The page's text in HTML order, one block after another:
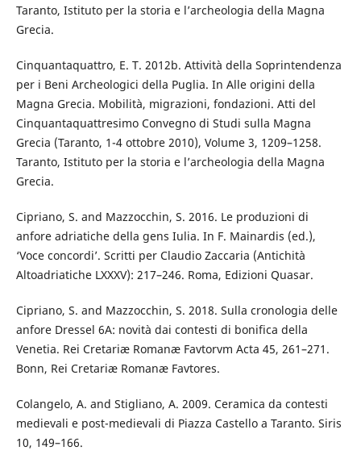
Taranto, Istituto per la storia e l’archeologia della Magna
Grecia.
Cinquantaquattro, E. T. 2012b. Attività della Soprintendenza
per i Beni Archeologici della Puglia. In Alle origini della
Magna Grecia. Mobilità, migrazioni, fondazioni. Atti del
Cinquantaquattresimo Convegno di Studi sulla Magna
Grecia (Taranto, 1-4 ottobre 2010), Volume 3, 1209–1258.
Taranto, Istituto per la storia e l’archeologia della Magna
Grecia.
Cipriano, S. and Mazzocchin, S. 2016. Le produzioni di
anfore adriatiche della gens Iulia. In F. Mainardis (ed.),
‘Voce concordi’. Scritti per Claudio Zaccaria (Antichità
Altoadriatiche LXXXV): 217–246. Roma, Edizioni Quasar.
Cipriano, S. and Mazzocchin, S. 2018. Sulla cronologia delle
anfore Dressel 6A: novità dai contesti di bonifica della
Venetia. Rei Cretariæ Romanæ Favtorvm Acta 45, 261–271.
Bonn, Rei Cretariæ Romanæ Favtores.
Colangelo, A. and Stigliano, A. 2009. Ceramica da contesti
medievali e post-medievali di Piazza Castello a Taranto. Siris
10, 149–166.